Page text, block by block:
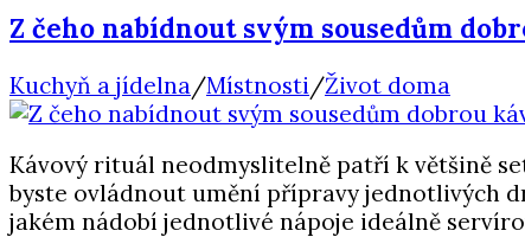
Z čeho nabídnout svým sousedům
Kuchyň a jídelna /Místnosti /Život doma
Kávový rituál neodmyslitelně patří k většině
byste ovládnout umění přípravy jednotlivých
jakém nádobí jednotlivé nápoje ideálně